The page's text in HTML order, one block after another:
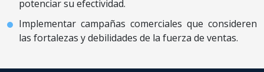
potenciar su efectividad.
Implementar campañas comerciales que consideren
las fortalezas y debilidades de la fuerza de ventas.